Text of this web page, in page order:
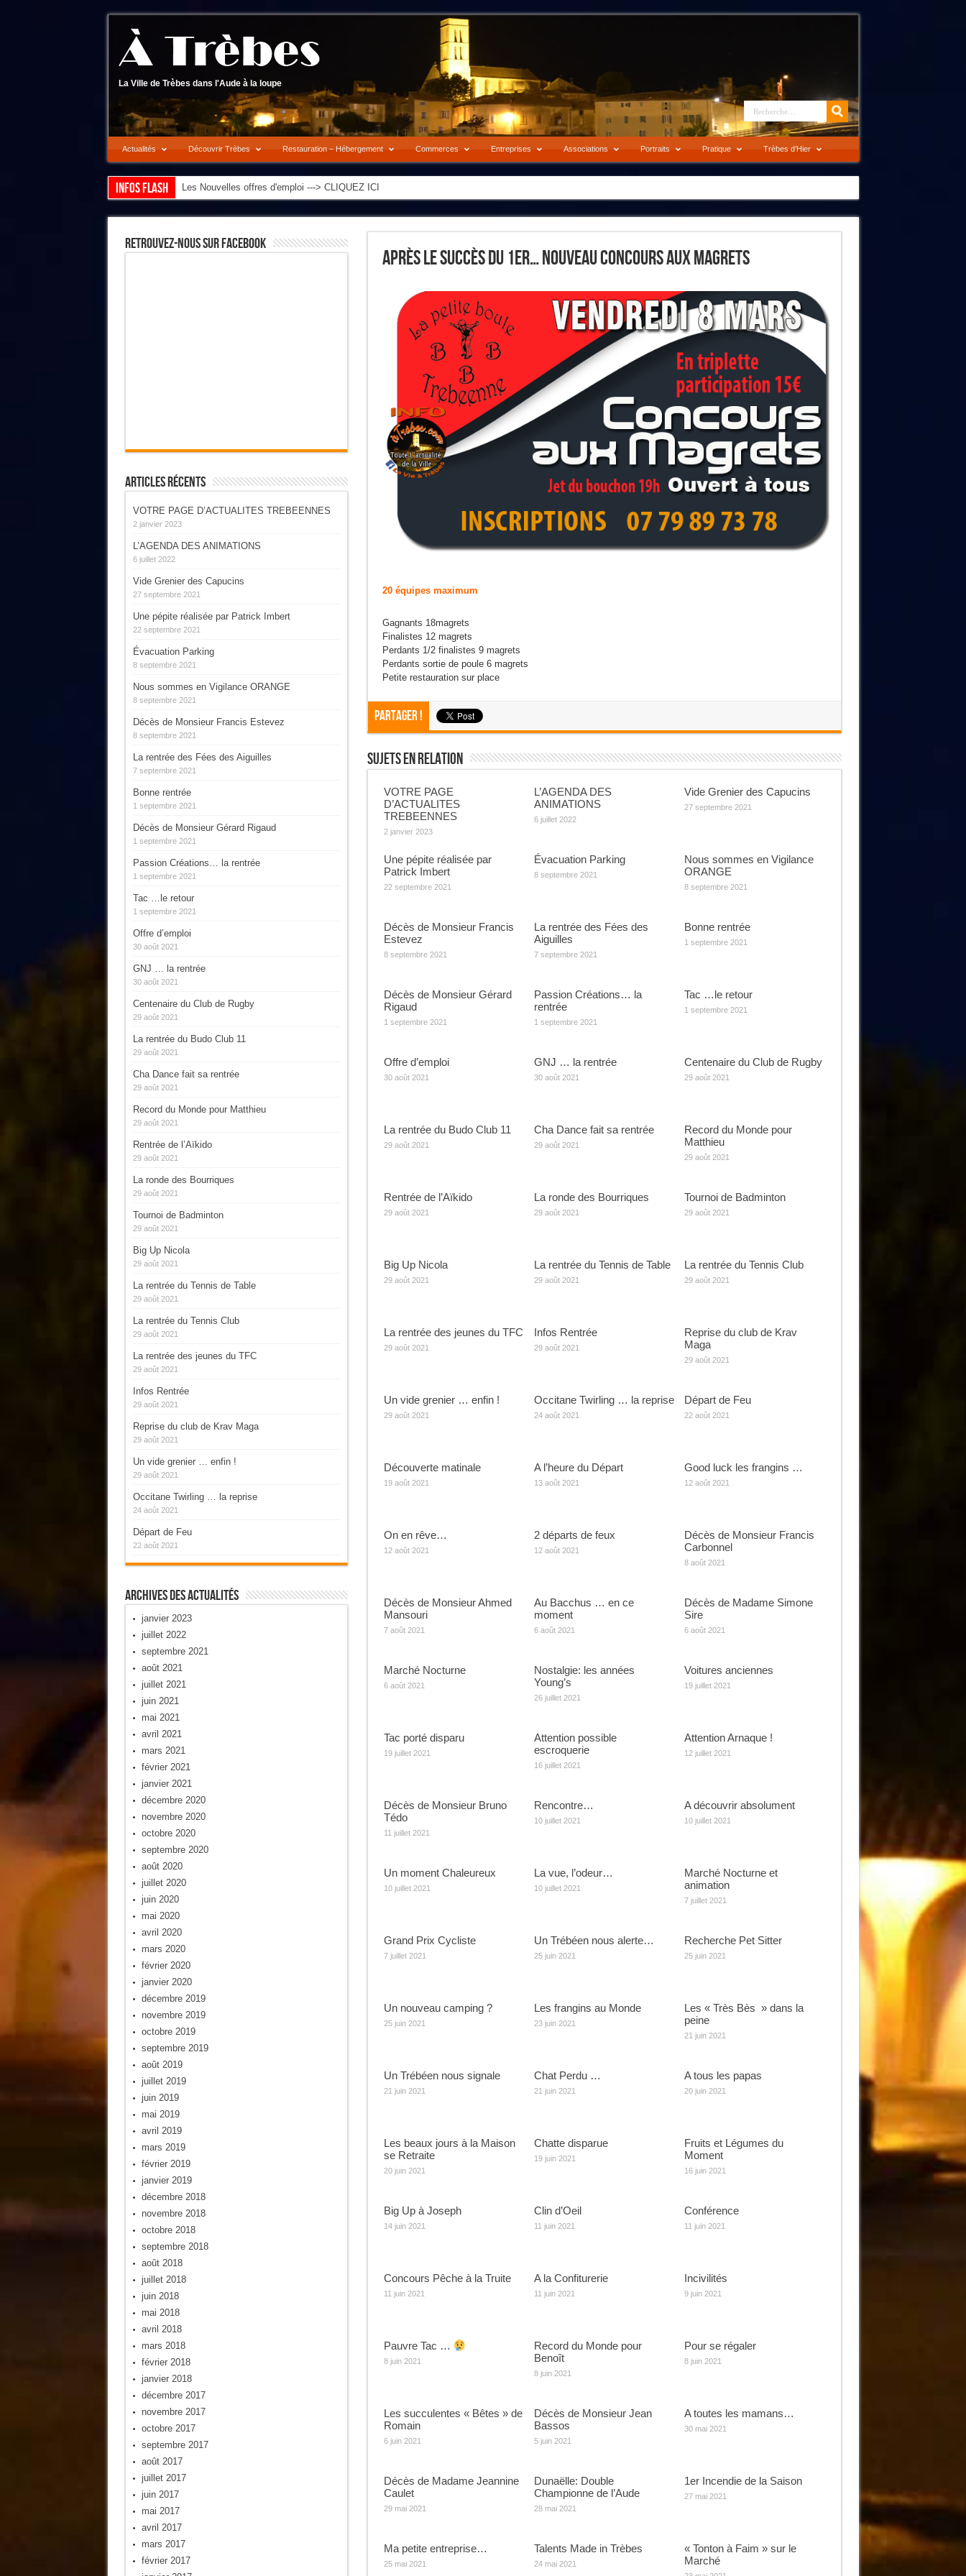
La Ville de Trèbes dans l'Aude à la loupe
Actualités Découvrir Trèbes Restauration – Hébergement Commerces Entreprises Associations Portraits Pratique Trèbes d’Hier
Infos flash Les Nouvelles offres d'emploi ---> CLIQUEZ ICI
Après Le Succès Du 1er… Nouveau Concours Aux Magrets
20 équipes maximum
Gagnants 18magrets
Finalistes 12 magrets
Perdants 1/2 finalistes 9 magrets
Perdants sortie de poule 6 magrets
Petite restauration sur place
Partager !
Sujets En Relation
VOTRE PAGE
D’ACTUALITES
TREBEENNES
2 janvier 2023
L’AGENDA DES
ANIMATIONS
6 juillet 2022
Vide Grenier des Capucins
27 septembre 2021
Une pépite réalisée par
Patrick Imbert
22 septembre 2021
Évacuation Parking
8 septembre 2021
Nous sommes en Vigilance
ORANGE
8 septembre 2021
Décès de Monsieur Francis
Estevez
8 septembre 2021
La rentrée des Fées des
Aiguilles
7 septembre 2021
Bonne rentrée
1 septembre 2021
Décès de Monsieur Gérard
Rigaud
1 septembre 2021
Passion Créations… la
rentrée
1 septembre 2021
Tac …le retour
1 septembre 2021
Offre d’emploi
30 août 2021
GNJ … la rentrée
30 août 2021
Centenaire du Club de Rugby
29 août 2021
La rentrée du Budo Club 11
29 août 2021
Cha Dance fait sa rentrée
29 août 2021
Record du Monde pour
Matthieu
29 août 2021
Rentrée de l’Aïkido
29 août 2021
La ronde des Bourriques
29 août 2021
Tournoi de Badminton
29 août 2021
Big Up Nicola
29 août 2021
La rentrée du Tennis de Table
29 août 2021
La rentrée du Tennis Club
29 août 2021
La rentrée des jeunes du TFC
29 août 2021
Infos Rentrée
29 août 2021
Reprise du club de Krav
Maga
29 août 2021
Un vide grenier … enfin !
29 août 2021
Occitane Twirling … la reprise
24 août 2021
Départ de Feu
22 août 2021
Découverte matinale
19 août 2021
A l’heure du Départ
13 août 2021
Good luck les frangins …
12 août 2021
On en rêve…
12 août 2021
2 départs de feux
12 août 2021
Décès de Monsieur Francis
Carbonnel
8 août 2021
Décès de Monsieur Ahmed
Mansouri
7 août 2021
Au Bacchus … en ce
moment
6 août 2021
Décès de Madame Simone
Sire
6 août 2021
Marché Nocturne
6 août 2021
Nostalgie: les années
Young’s
26 juillet 2021
Voitures anciennes
19 juillet 2021
Tac porté disparu
19 juillet 2021
Attention possible
escroquerie
16 juillet 2021
Attention Arnaque !
12 juillet 2021
Décès de Monsieur Bruno
Tédo
11 juillet 2021
Rencontre…
10 juillet 2021
A découvrir absolument
10 juillet 2021
Un moment Chaleureux
10 juillet 2021
La vue, l’odeur…
10 juillet 2021
Marché Nocturne et
animation
7 juillet 2021
Grand Prix Cycliste
7 juillet 2021
Un Trébéen nous alerte…
25 juin 2021
Recherche Pet Sitter
25 juin 2021
Un nouveau camping ?
25 juin 2021
Les frangins au Monde
23 juin 2021
Les « Très Bès » dans la
peine
21 juin 2021
Un Trébéen nous signale
21 juin 2021
Chat Perdu …
21 juin 2021
A tous les papas
20 juin 2021
Les beaux jours à la Maison
se Retraite
20 juin 2021
Chatte disparue
19 juin 2021
Fruits et Légumes du
Moment
16 juin 2021
Big Up à Joseph
14 juin 2021
Clin d’Oeil
11 juin 2021
Conférence
11 juin 2021
Concours Pêche à la Truite
11 juin 2021
A la Confiturerie
11 juin 2021
Incivilités
9 juin 2021
Pauvre Tac …
8 juin 2021
Record du Monde pour
Benoît
8 juin 2021
Pour se régaler
8 juin 2021
Les succulentes « Bêtes » de
Romain
6 juin 2021
Décès de Monsieur Jean
Bassos
5 juin 2021
A toutes les mamans…
30 mai 2021
Décès de Madame Jeannine
Caulet
29 mai 2021
Dunaëlle: Double
Championne de l’Aude
28 mai 2021
1er Incendie de la Saison
27 mai 2021
Ma petite entreprise…
25 mai 2021
Talents Made in Trèbes
24 mai 2021
« Tonton à Faim » sur le
Marché
Retrouvez-Nous Sur Facebook
Articles Récents
VOTRE PAGE D’ACTUALITES TREBEENNES
2 janvier 2023
L’AGENDA DES ANIMATIONS
6 juillet 2022
Vide Grenier des Capucins
27 septembre 2021
Une pépite réalisée par Patrick Imbert
22 septembre 2021
Évacuation Parking
8 septembre 2021
Nous sommes en Vigilance ORANGE
8 septembre 2021
Décès de Monsieur Francis Estevez
8 septembre 2021
La rentrée des Fées des Aiguilles
7 septembre 2021
Bonne rentrée
1 septembre 2021
Décès de Monsieur Gérard Rigaud
1 septembre 2021
Passion Créations… la rentrée
1 septembre 2021
Tac …le retour
1 septembre 2021
Offre d’emploi
30 août 2021
GNJ … la rentrée
30 août 2021
Centenaire du Club de Rugby
29 août 2021
La rentrée du Budo Club 11
29 août 2021
Cha Dance fait sa rentrée
29 août 2021
Record du Monde pour Matthieu
29 août 2021
Rentrée de l’Aïkido
29 août 2021
La ronde des Bourriques
29 août 2021
Tournoi de Badminton
29 août 2021
Big Up Nicola
29 août 2021
La rentrée du Tennis de Table
29 août 2021
La rentrée du Tennis Club
29 août 2021
La rentrée des jeunes du TFC
29 août 2021
Infos Rentrée
29 août 2021
Reprise du club de Krav Maga
29 août 2021
Un vide grenier … enfin !
29 août 2021
Occitane Twirling … la reprise
24 août 2021
Départ de Feu
22 août 2021
Archives Des Actualités
janvier 2023
juillet 2022
septembre 2021
août 2021
juillet 2021
juin 2021
mai 2021
avril 2021
mars 2021
février 2021
janvier 2021
décembre 2020
novembre 2020
octobre 2020
septembre 2020
août 2020
juillet 2020
juin 2020
mai 2020
avril 2020
mars 2020
février 2020
janvier 2020
décembre 2019
novembre 2019
octobre 2019
septembre 2019
août 2019
juillet 2019
juin 2019
mai 2019
avril 2019
mars 2019
février 2019
janvier 2019
décembre 2018
novembre 2018
octobre 2018
septembre 2018
août 2018
juillet 2018
juin 2018
mai 2018
avril 2018
mars 2018
février 2018
janvier 2018
décembre 2017
novembre 2017
octobre 2017
septembre 2017
août 2017
juillet 2017
juin 2017
mai 2017
avril 2017
mars 2017
février 2017